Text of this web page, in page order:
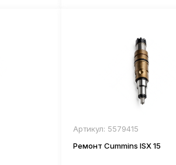
Ремонт Cummins ISX 15
Артикул: 5579415